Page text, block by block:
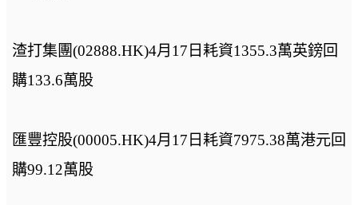
渣打集團(02888.HK)4月17日耗資1355.3萬英鎊回
購133.6萬股
匯豐控股(00005.HK)4月17日耗資7975.38萬港元回
購99.12萬股